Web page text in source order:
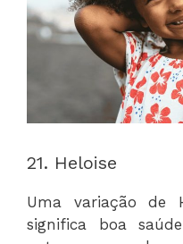
21. Heloise
Uma variação de
significa boa